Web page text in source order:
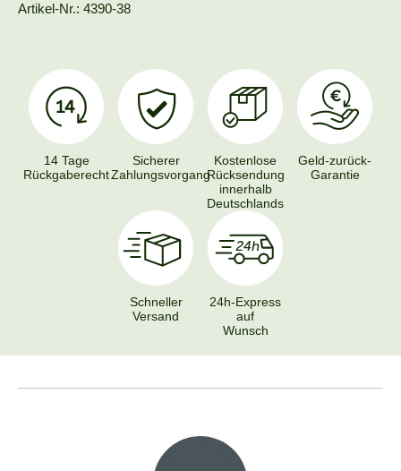
Artikel-Nr.: 4390-38
14 Tage
Rückgaberecht
Sicherer
Zahlungsvorgang
Kostenlose
Rücksendung
innerhalb
Deutschlands
Geld-zurück-
Garantie
Schneller
Versand
24h-Express
auf
Wunsch